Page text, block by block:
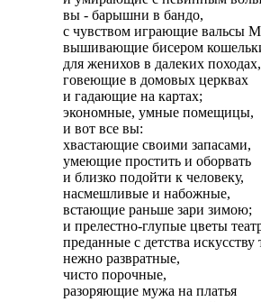
вы - барышни в бандо,
с чувством играющие вальсы
вышивающие бисером
для женихов в далеких походах,
говеющие в домовых церквах
и гадающие на картах;
экономные, умные помещицы,
и вот все вы:
хвастающие своими запасами,
умеющие простить и оборвать
и близко подойти к человеку,
насмешливые и набожные,
встающие раньше зари зимою;
и прелестно-глупые цветы
преданные с детства искусству
нежно развратные,
чисто порочные,
разоряющие мужа на платья